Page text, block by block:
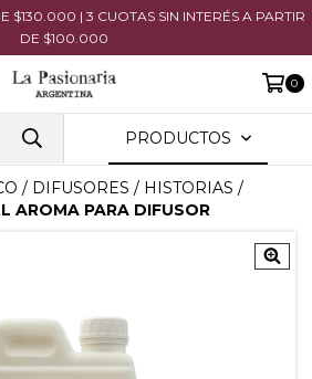
$130.000 | 3 CUOTAS SIN INTERÉS A PARTIR
DE $100.000
0
PRODUCTOS
/ DIFUSORES / HISTORIAS /
AROMA PARA DIFUSOR